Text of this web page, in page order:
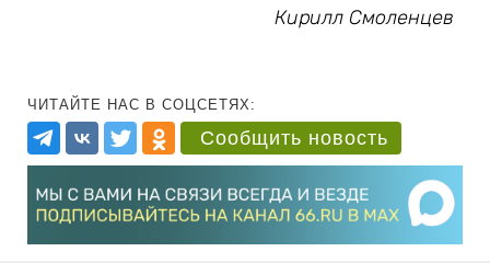
Кирилл Смоленцев
ЧИТАЙТЕ НАС В СОЦСЕТЯХ:
Сообщить новость